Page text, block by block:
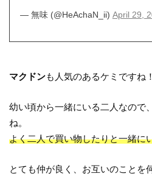
— 無味 (@HeAchaN_ii) April 29,
マクドンも人気のあるケミですね！
幼い頃から一緒にいる二人なので
ね。
よく二人で買い物したりと一緒に
とても仲が良く、お互いのことを